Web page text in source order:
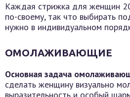
Каждая стрижка для женщин
по-своему, так что выбирать
нужно в индивидуальном
ОМОЛАЖИВАЮЩИЕ
Основная задача
сделать женщину визуально